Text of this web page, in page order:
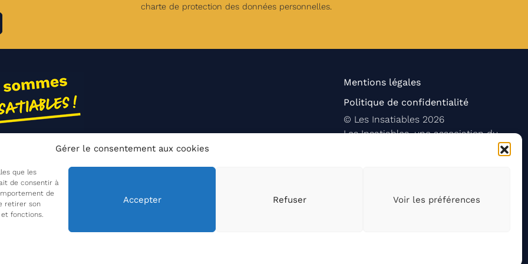
Gérer le consentement aux cookies
que les
de consentir à
de
retirer son
fonctions.
Accepter Refuser Voir les préférences
charte de protection des données personnelles
Mentions légales
Politique de confidentialité
© Les Insatiables2026
Les Insatiables, une association du